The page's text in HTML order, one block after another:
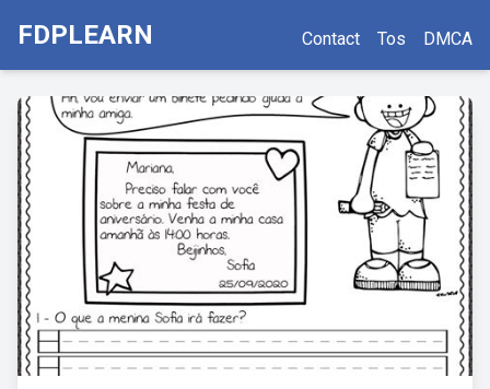
FDPLEARN Contact Tos DMCA